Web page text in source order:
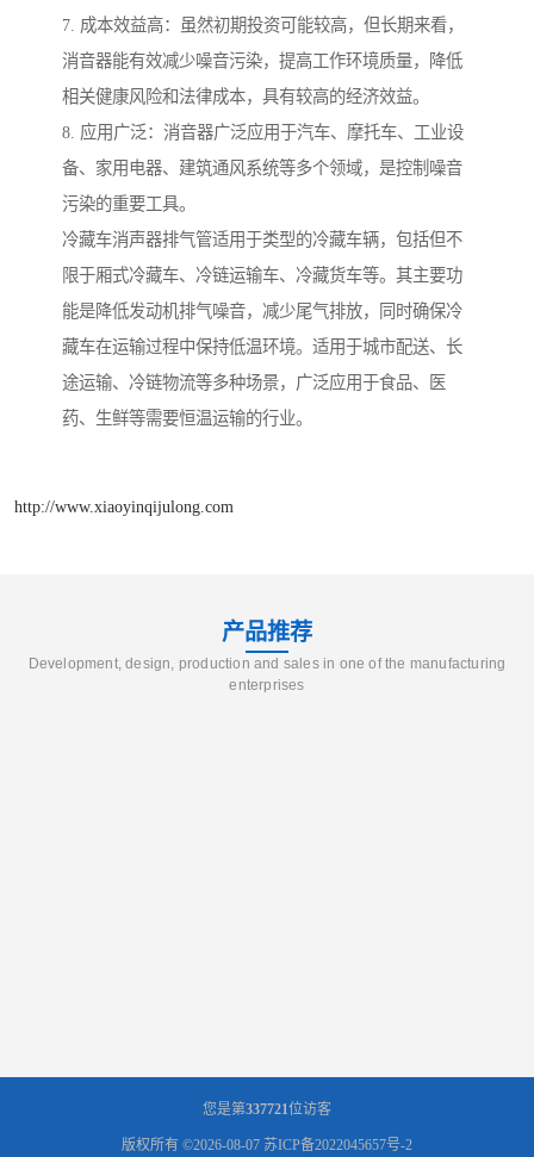
7. 成本效益高：虽然初期投资可能较高，但长期来看，
消音器能有效减少噪音污染，提高工作环境质量，降低
相关健康风险和法律成本，具有较高的经济效益。
8. 应用广泛：消音器广泛应用于汽车、摩托车、工业设
备、家用电器、建筑通风系统等多个领域，是控制噪音
污染的重要工具。
冷藏车消声器排气管适用于类型的冷藏车辆，包括但不
限于厢式冷藏车、冷链运输车、冷藏货车等。其主要功
能是降低发动机排气噪音，减少尾气排放，同时确保冷
藏车在运输过程中保持低温环境。适用于城市配送、长
途运输、冷链物流等多种场景，广泛应用于食品、医
药、生鲜等需要恒温运输的行业。
http://www.xiaoyinqijulong.com
产品推荐
Development, design, production and sales in one of the manufacturing
enterprises
您是第337721位访客
版权所有 ©2026-08-07 苏ICP备2022045657号-2